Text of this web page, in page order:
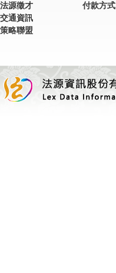
法源徵才
交通資訊
策略聯盟
付款方式